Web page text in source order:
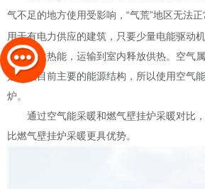
气不足的地方使用受影响，“气荒”地区无法正
用于有电力供应的建筑，只要少量电能驱动
气中吸收热能，运输到室内释放供热。空气
是我国目前主要的能源结构，所以使用空气
炉。
通过空气能采暖和燃气壁挂炉采暖对比
比燃气壁挂炉采暖更具优势。